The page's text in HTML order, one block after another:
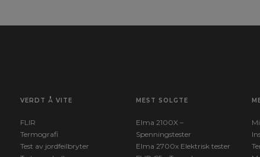
VERDT Å VITE
FLIR
Termografi
Test av jordfeilbryter
MEST SOLGTE
Elma 2100X –
Spenningstester
Elma 2700x Elektrisk tester